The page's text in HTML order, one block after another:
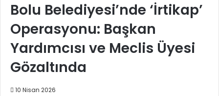
Bolu Belediyesi’nde ‘İrtikap’
Operasyonu: Başkan
Yardımcısı ve Meclis Üyesi
Gözaltında
10 Nisan 2026